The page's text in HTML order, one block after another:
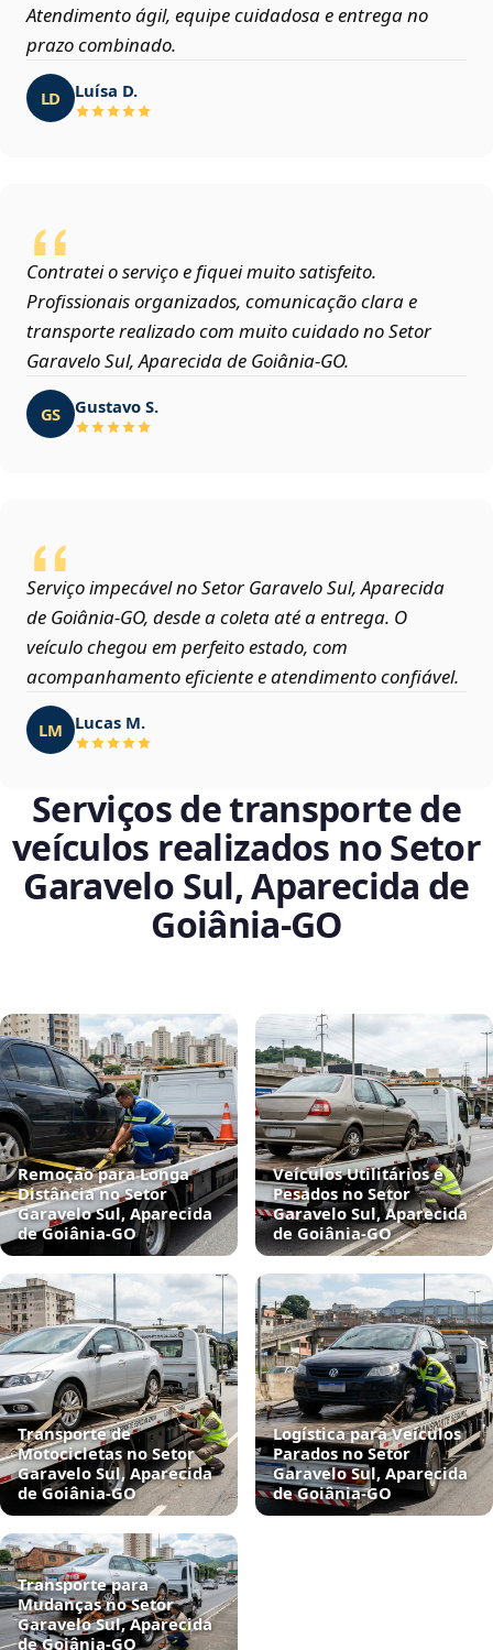
Atendimento ágil, equipe cuidadosa e entrega no
prazo combinado.
LD Luísa D.
Contratei o serviço e fiquei muito satisfeito.
Profissionais organizados, comunicação clara e
transporte realizado com muito cuidado no Setor
Garavelo Sul, Aparecida de Goiânia‑GO.
GS Gustavo S.
Serviço impecável no Setor Garavelo Sul, Aparecida
de Goiânia‑GO, desde a coleta até a entrega. O
veículo chegou em perfeito estado, com
acompanhamento eficiente e atendimento confiável.
LM Lucas M.
Serviços de transporte de
veículos realizados no Setor
Garavelo Sul, Aparecida de
Goiânia‑GO
Remoção para Longa
Distância no Setor
Garavelo Sul, Aparecida
de Goiânia‑GO
Veículos Utilitários e
Pesados no Setor
Garavelo Sul, Aparecida
de Goiânia‑GO
Transporte de
Motocicletas no Setor
Garavelo Sul, Aparecida
de Goiânia‑GO
Logística para Veículos
Parados no Setor
Garavelo Sul, Aparecida
de Goiânia‑GO
Transporte para
Mudanças no Setor
Garavelo Sul, Aparecida
de Goiânia‑GO